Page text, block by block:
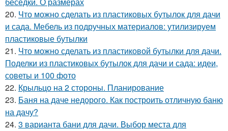
20. Что можно сделать из пластиковых бутылок для дачи
и сада. Мебель из подручных материалов: утилизируем
пластиковые бутылки
21. Что можно сделать из пластиковой бутылки для дачи.
Поделки из пластиковых бутылок для дачи и сада: идеи,
советы и 100 фото
22. Крыльцо на 2 стороны. Планирование
23. Баня на даче недорого. Как построить отличную баню
на дачу?
24. 3 варианта бани для дачи. Выбор места для